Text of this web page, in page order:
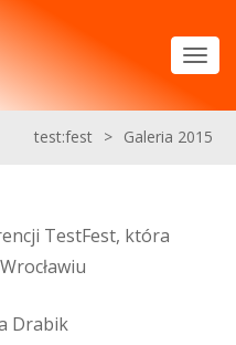
test:fest > Galeria 2015
TestFest, która
Drabik